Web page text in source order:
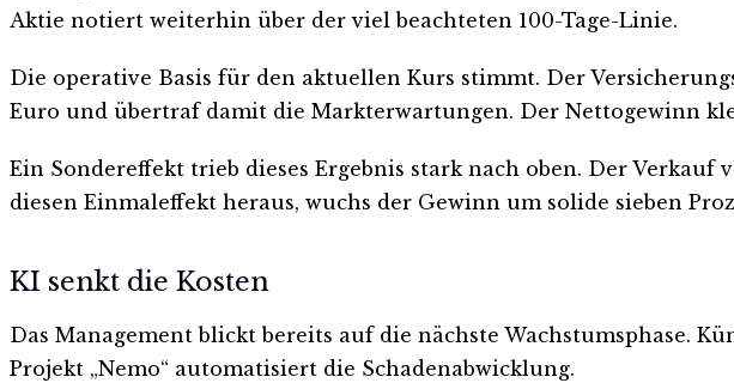
Aktie notiert weiterhin über der viel beachteten 100-Tage-Linie.
Die operative Basis für den aktuellen Kurs stimmt. Der
Euro und übertraf damit die Markterwartungen. Der Nettogewinn
Ein Sondereffekt trieb dieses Ergebnis stark nach oben. Der
diesen Einmaleffekt heraus, wuchs der Gewinn um solide sieben
KI senkt die Kosten
Das Management blickt bereits auf die nächste Wachstumsphase.
Projekt „Nemo“ automatisiert die Schadenabwicklung.